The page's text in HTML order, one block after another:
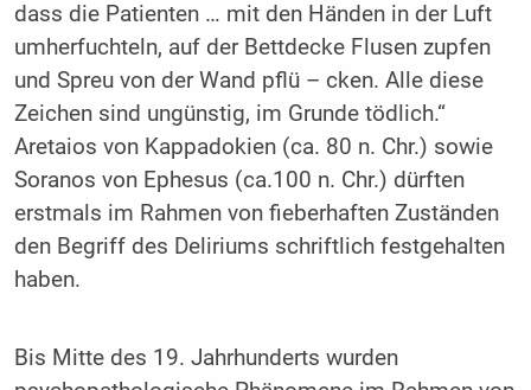
dass die Patienten … mit den Händen in der Luft
umherfuchteln, auf der Bettdecke Flusen zupfen
und Spreu von der Wand pflü – cken. Alle diese
Zeichen sind ungünstig, im Grunde tödlich.“
Aretaios von Kappadokien (ca. 80 n. Chr.) sowie
Soranos von Ephesus (ca.100 n. Chr.) dürften
erstmals im Rahmen von fieberhaften Zuständen
den Begriff des Deliriums schriftlich festgehalten
haben.
Bis Mitte des 19. Jahrhunderts wurden